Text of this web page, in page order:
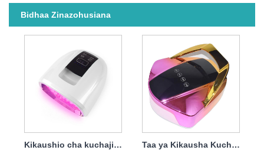
Bidhaa Zinazohusiana
Kikaushio cha kuchaji cha kuchaji tena cha UV Taa ya UV 90w Taa ya Kikausha Kucha ya Gel Inayoweza Kuchaji 96w